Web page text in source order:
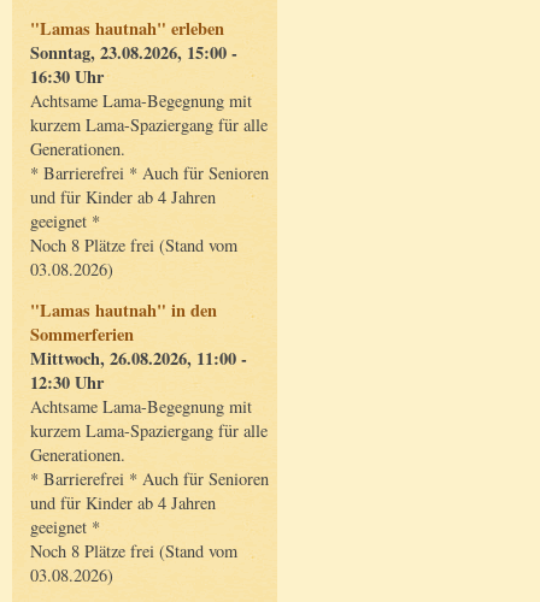
"Lamas hautnah" erleben
Sonntag, 23.08.2026, 15:00 -
16:30 Uhr
Achtsame Lama-Begegnung mit
kurzem Lama-Spaziergang für alle
Generationen.
* Barrierefrei * Auch für Senioren
und für Kinder ab 4 Jahren
geeignet *
Noch 8 Plätze frei (Stand vom
03.08.2026)
"Lamas hautnah" in den
Sommerferien
Mittwoch, 26.08.2026, 11:00 -
12:30 Uhr
Achtsame Lama-Begegnung mit
kurzem Lama-Spaziergang für alle
Generationen.
* Barrierefrei * Auch für Senioren
und für Kinder ab 4 Jahren
geeignet *
Noch 8 Plätze frei (Stand vom
03.08.2026)